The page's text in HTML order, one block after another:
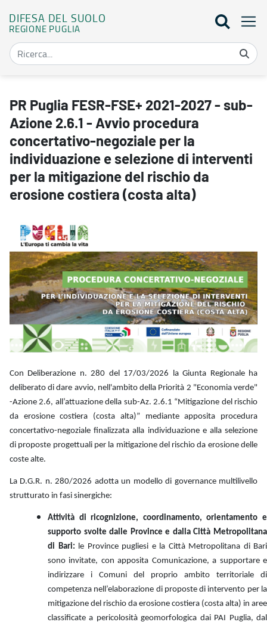
DIFESA DEL SUOLO
REGIONE PUGLIA
PR Puglia FESR-FSE+ 2021-2027 - sub-
Azione 2.6.1 - Avvio procedura
concertativo-negoziale per la
individuazione e selezione di interventi
per la mitigazione del rischio da
erosione costiera (costa alta)
Con Deliberazione n. 280 del 17/03/2026 la Giunta Regionale ha
deliberato di dare avvio, nell'ambito della Priorità 2 "Economia verde"
-Azione 2.6, all’attuazione della sub-Az. 2.6.1 “Mitigazione del rischio
da erosione costiera (costa alta)” mediante apposita procedura
concertativo-negoziale finalizzata alla individuazione e alla selezione
di proposte progettuali per la mitigazione del rischio da erosione delle
coste alte.
La D.G.R. n. 280/2026 adotta un modello di governance multilivello
strutturato in fasi sinergiche:
Attività di ricognizione, coordinamento, orientamento e
supporto svolte dalle Province e dalla Città Metropolitana
di Bari: le Province pugliesi e la Città Metropolitana di Bari
sono invitate, con apposita Comunicazione, a supportare e
indirizzare i Comuni del proprio ambito territoriale di
competenza nell’elaborazione di proposte di intervento per la
mitigazione del rischio da erosione costiera (costa alta) in aree
classificate a pericolosità geomorfologica dai PAI Puglia, dal